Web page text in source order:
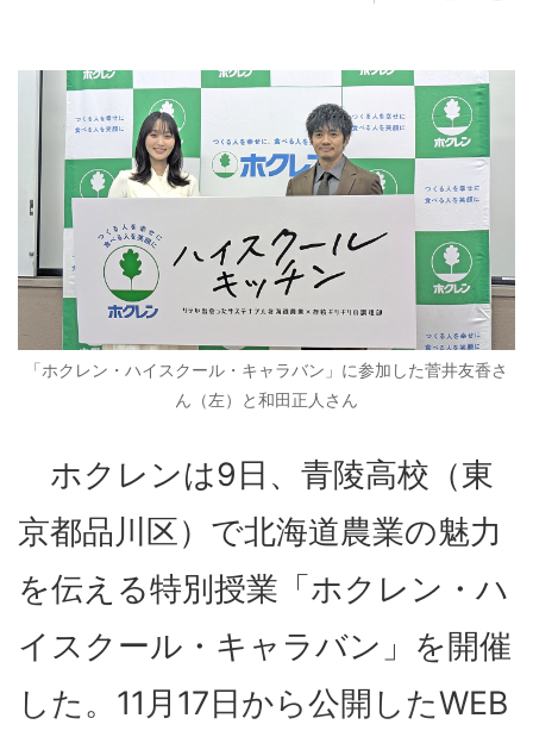
「ホクレン・ハイスクール・キャラバン」に参加した菅井友香さ
ん（左）と和田正人さん
ホクレンは9日、青陵高校（東
京都品川区）で北海道農業の魅力
を伝える特別授業「ホクレン・ハ
イスクール・キャラバン」を開催
した。11月17日から公開したWEB